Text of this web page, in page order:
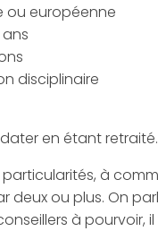
ou européenne
disciplinaire
en étant retraité.
à
deux ou plus. On
à pourvoir,